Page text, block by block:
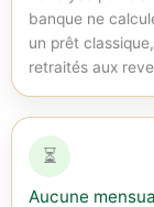
banque ne
un prêt
retraités aux
⏳
Aucune